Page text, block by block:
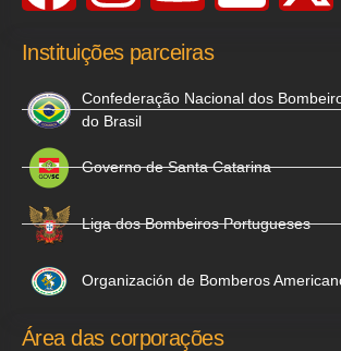
Instituições parceiras
Confederação Nacional dos
do Brasil
Governo de Santa Catarina
Liga dos Bombeiros Portugueses
Organización de Bomberos
Área das corporações